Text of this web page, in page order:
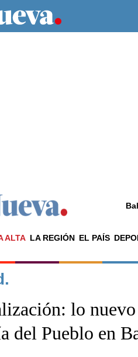
ALTA LA REGIÓN EL PAÍS
La ciudad
El país
Seguridad
lo
del Pueblo en